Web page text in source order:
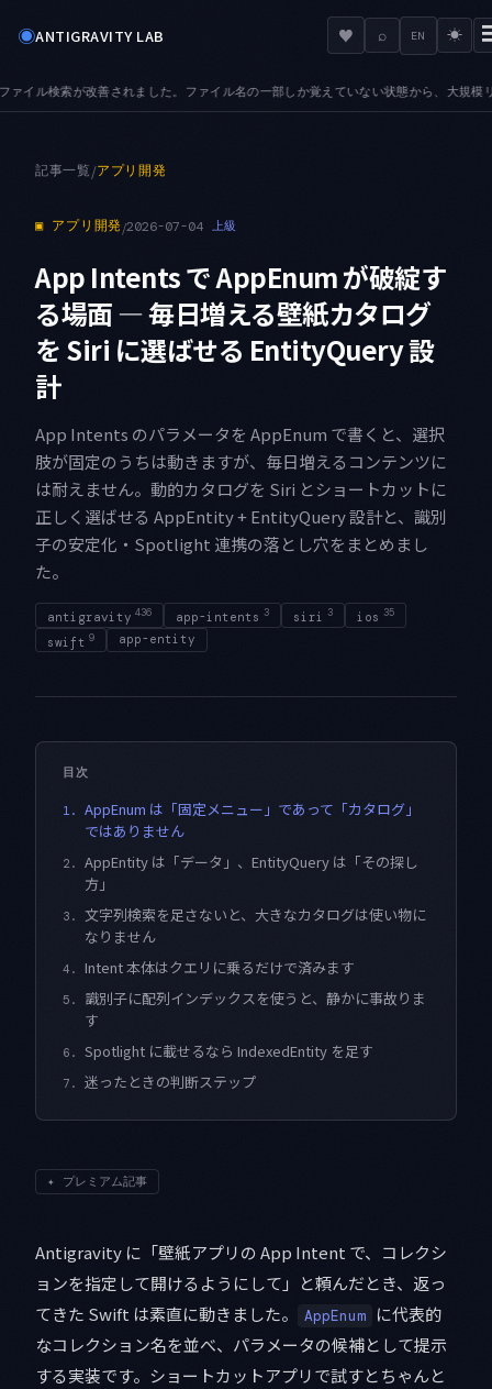
◉ANTIGRAVITY LAB ♥ ⌕ EN ☀
か覚えていない状態から、大規模リポジトリでも目的のファイルへ辿り着けます●
記事一覧/アプリ開発
▣ アプリ開発/2026-07-04 上級
App Intents で AppEnum が破綻す
る場面 — 毎日増える壁紙カタログ
を Siri に選ばせる EntityQuery 設
計
App Intents のパラメータを AppEnum で書くと、選択
肢が固定のうちは動きますが、毎日増えるコンテンツに
は耐えません。動的カタログを Siri とショートカットに
正しく選ばせる AppEntity + EntityQuery 設計と、識別
子の安定化・Spotlight 連携の落とし穴をまとめまし
た。
antigravity 436 app-intents 3 siri 3 ios 35
swift 9 app-entity
目次
1.
AppEnum は「固定メニュー」であって「カタログ」
ではありません
2.
AppEntity は「データ」、EntityQuery は「その探し
方」
3.
文字列検索を足さないと、大きなカタログは使い物に
なりません
4. Intent 本体はクエリに乗るだけで済みます
5.
識別子に配列インデックスを使うと、静かに事故りま
す
6. Spotlight に載せるなら IndexedEntity を足す
7. 迷ったときの判断ステップ
✦ プレミアム記事
Antigravity に「壁紙アプリの App Intent で、コレクシ
ョンを指定して開けるようにして」と頼んだとき、返っ
てきた Swift は素直に動きました。
AppEnum
に代表的
なコレクション名を並べ、パラメータの候補として提示
する実装です。ショートカットアプリで試すとちゃんと